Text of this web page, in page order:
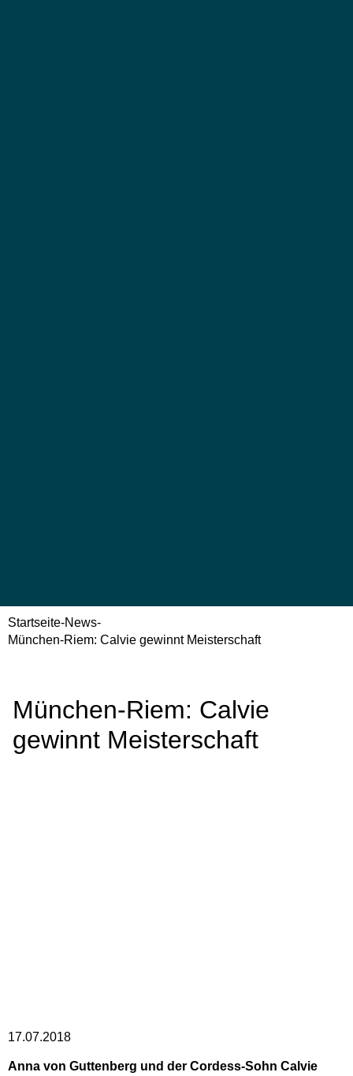
Startseite-News-
München-Riem: Calvie gewinnt Meisterschaft
München-Riem: Calvie
gewinnt Meisterschaft
17.07.2018
Anna von Guttenberg und der Cordess-Sohn Calvie